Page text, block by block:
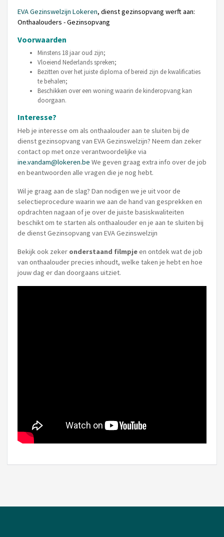
EVA Gezinswelzijn Lokeren, dienst gezinsopvang werft aan:
Onthaalouders - Gezinsopvang
Voorwaarden
Minstens 18 jaar oud zijn;
Vloeiend Nederlands spreken;
Bezitten over het juiste diploma of bereid zijn de kwalificaties
te behalen;
Beschikken over een woning waarin de kinderopvang kan
doorgaan.
Interesse?
Heb je interesse om als onthaalouder aan te sluiten bij de
dienst gezinsopvang van EVA Gezinswelzijn? Neem dan zeker
contact op met onze verantwoordelijke via
ine.vandam@lokeren.be We geven graag extra info over de job
en beantwoorden alle vragen die je nog hebt.
Wil je graag aan de slag? Dan nodigen we je uit voor de
selectieprocedure waarin we aan de hand van gesprekken en
opdrachten nagaan of je over de juiste basiskwaliteiten
beschikt om te starten als onthaalouder en je aan te sluiten bij
de dienst Gezinsopvang van EVA Gezinswelzijn
Bekijk ook zeker onderstaand filmpjeen ontdek wat de job
van onthaalouder precies inhoudt, welke taken je hebt en hoe
jouw dag er dan doorgaans uitziet.